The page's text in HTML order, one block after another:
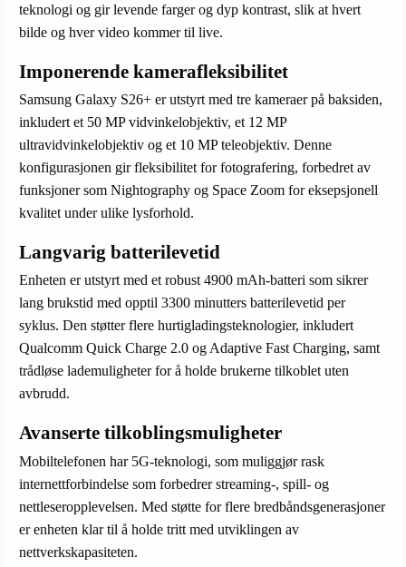
teknologi og gir levende farger og dyp kontrast, slik at hvert
bilde og hver video kommer til live.
Imponerende kamerafleksibilitet
Samsung Galaxy S26+ er utstyrt med tre kameraer på baksiden,
inkludert et 50 MP vidvinkelobjektiv, et 12 MP
ultravidvinkelobjektiv og et 10 MP teleobjektiv. Denne
konfigurasjonen gir fleksibilitet for fotografering, forbedret av
funksjoner som Nightography og Space Zoom for eksepsjonell
kvalitet under ulike lysforhold.
Langvarig batterilevetid
Enheten er utstyrt med et robust 4900 mAh-batteri som sikrer
lang brukstid med opptil 3300 minutters batterilevetid per
syklus. Den støtter flere hurtigladingsteknologier, inkludert
Qualcomm Quick Charge 2.0 og Adaptive Fast Charging, samt
trådløse lademuligheter for å holde brukerne tilkoblet uten
avbrudd.
Avanserte tilkoblingsmuligheter
Mobiltelefonen har 5G-teknologi, som muliggjør rask
internettforbindelse som forbedrer streaming-, spill- og
nettleseropplevelsen. Med støtte for flere bredbåndsgenerasjoner
er enheten klar til å holde tritt med utviklingen av
nettverkskapasiteten.